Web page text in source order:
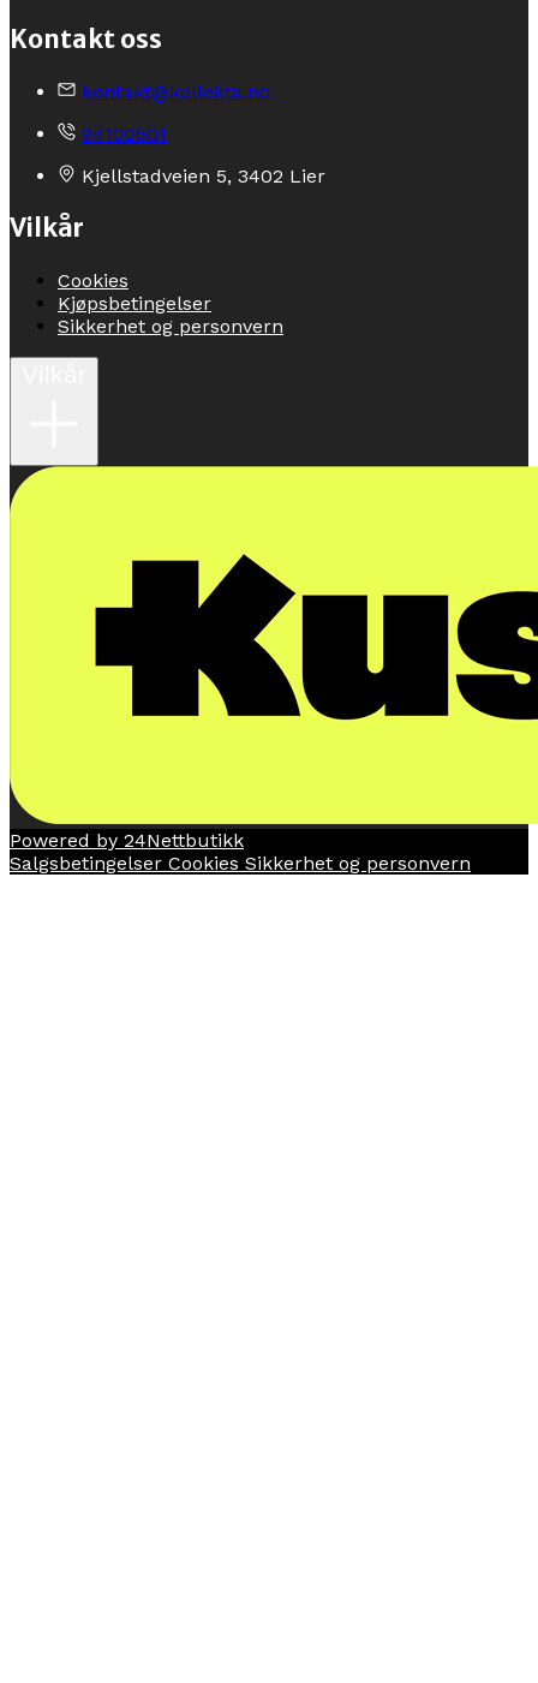
Kontakt oss
kontakt@kollekta.no
94102501
Kjellstadveien 5, 3402 Lier
Vilkår
Cookies
Kjøpsbetingelser
Sikkerhet og personvern
Powered by 24Nettbutikk
Salgsbetingelser Cookies Sikkerhet og personvern